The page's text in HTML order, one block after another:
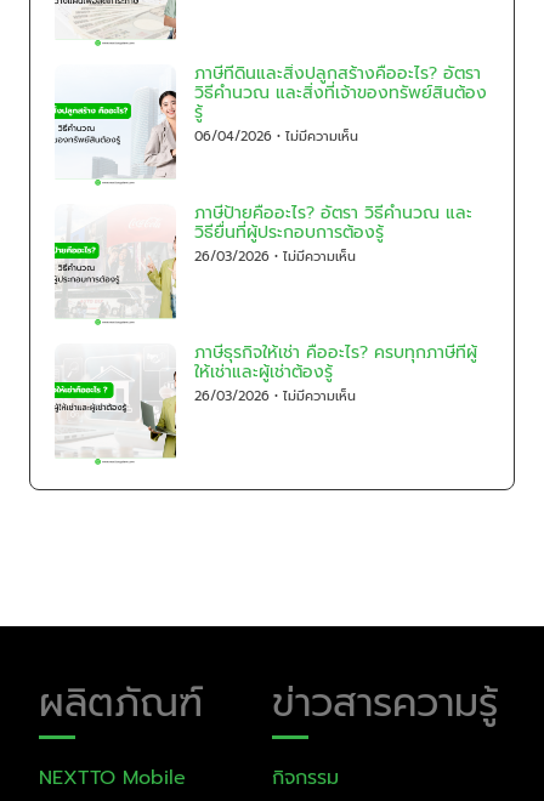
ภาษีที่ดินและสิ่งปลูกสร้างคืออะไร? อัตรา
วิธีคำนวณ และสิ่งที่เจ้าของทรัพย์สินต้อง
รู้
06/04/2026 ไม่มีความเห็น
ภาษีป้ายคืออะไร? อัตรา วิธีคำนวณ และ
วิธียื่นที่ผู้ประกอบการต้องรู้
26/03/2026 ไม่มีความเห็น
ภาษีธุรกิจให้เช่า คืออะไร? ครบทุกภาษีที่ผู้
ให้เช่าและผู้เช่าต้องรู้
26/03/2026 ไม่มีความเห็น
ผลิตภัณฑ์
NEXTTO Mobile​
ข่าวสารความรู้
กิจกรรม